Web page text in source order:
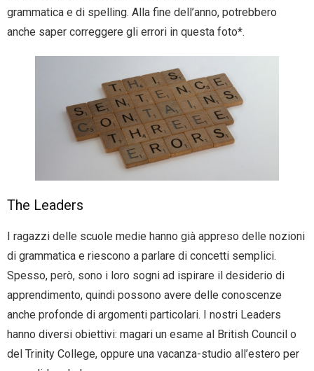
grammatica e di spelling. Alla fine dell’anno, potrebbero
anche saper correggere gli errori in questa foto*.
The Leaders
I ragazzi delle scuole medie hanno già appreso delle nozioni
di grammatica e riescono a parlare di concetti semplici.
Spesso, però, sono i loro sogni ad ispirare il desiderio di
apprendimento, quindi possono avere delle conoscenze
anche profonde di argomenti particolari. I nostri Leaders
hanno diversi obiettivi: magari un esame al British Council o
del Trinity College, oppure una vacanza-studio all’estero per